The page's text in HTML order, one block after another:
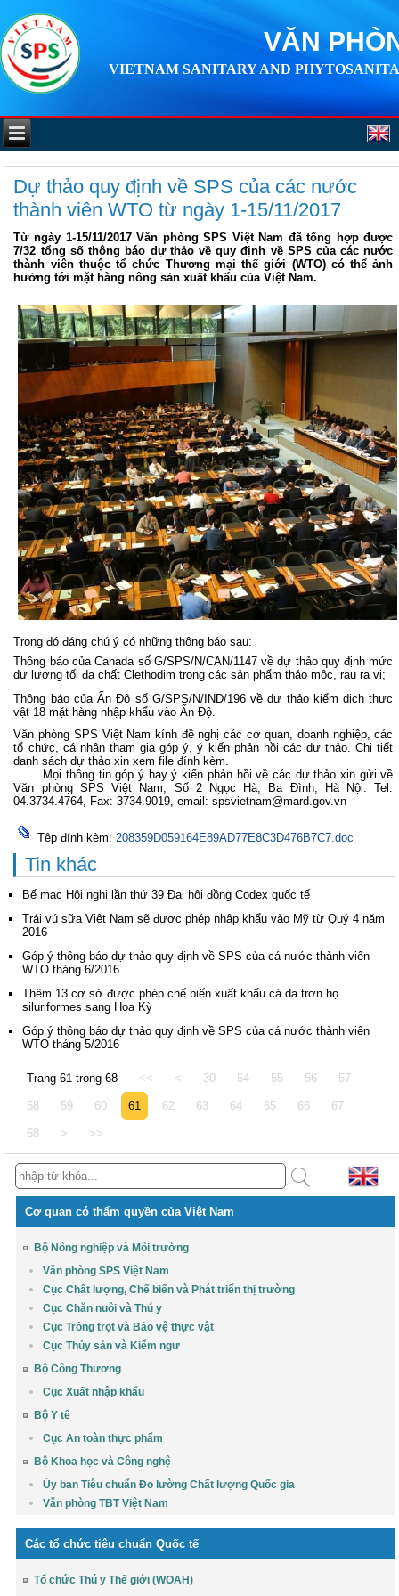
VĂN
VIETNAM SANITARY AND
Dự thảo quy định về SPS của các nước
thành viên WTO từ ngày 1-15/11/2017
Từ ngày 1-15/11/2017 Văn phòng SPS Việt Nam đã tổng hợp được
7/32 tổng số thông báo dự thảo về quy định về SPS của các nước
thành viên thuộc tổ chức Thương mại thế giới (WTO) có thể ảnh
hưởng tới mặt hàng nông sản xuất khẩu của Việt Nam.
Trong đó đáng chú ý có những thông báo sau:
Thông báo của Canada số G/SPS/N/CAN/1147 về dự thảo quy định mức
dư lượng tối đa chất Clethodim trong các sản phẩm thảo mộc, rau ra vị;
Thông báo của Ấn Độ số G/SPS/N/IND/196 về dự thảo kiểm dịch thực
vật 18 mặt hàng nhập khẩu vào Ấn Độ.
Văn phòng SPS Việt Nam kính đề nghị các cơ quan, doanh nghiệp, các
tổ chức, cá nhân tham gia góp ý, ý kiến phản hồi các dự thảo. Chi tiết
danh sách dự thảo xin xem file đính kèm.
Mọi thông tin góp ý hay ý kiến phản hồi về các dự thảo xin gửi về
Văn phòng SPS Việt Nam, Số 2 Ngọc Hà, Ba Đình, Hà Nội. Tel:
04.3734.4764, Fax: 3734.9019, email:spsvietnam@mard.gov.vn
Tệp đính kèm: 208359D059164E89AD77E8C3D476B7C7.doc
Tin khác
Bế mạc Hội nghị lần thứ 39 Đại hội đồng Codex quốc tế
Trái vú sữa Việt Nam sẽ được phép nhập khẩu vào Mỹ từ Quý 4 năm
2016
Góp ý thông báo dự thảo quy định về SPS của cá nước thành viên
WTO tháng 6/2016
Thêm 13 cơ sở được phép chế biến xuất khẩu cá da trơn họ
siluriformes sang Hoa Kỳ
Góp ý thông báo dự thảo quy định về SPS của cá nước thành viên
WTO tháng 5/2016
Trang 61 trong 68 << < 30 54 55 56 57
58 59 60 61 62 63 64 65 66 67
68 > >>
Cơ quan có thẩm quyền của Việt Nam
Bộ Nông nghiệp và Môi trường
Văn phòng SPS Việt Nam
Cục Chất lượng, Chế biến và Phát triển thị trường
Cục Chăn nuôi và Thú y
Cục Trồng trọt và Bảo vệ thực vật
Cục Thủy sản và Kiểm ngư
Bộ Công Thương
Cục Xuất nhập khẩu
Bộ Y tế
Cục An toàn thực phẩm
Bộ Khoa học và Công nghệ
Ủy ban Tiêu chuẩn Đo lường Chất lượng Quốc gia
Văn phòng TBT Việt Nam
Các tổ chức tiêu chuẩn Quốc tế
Tổ chức Thú y Thế giới (WOAH)